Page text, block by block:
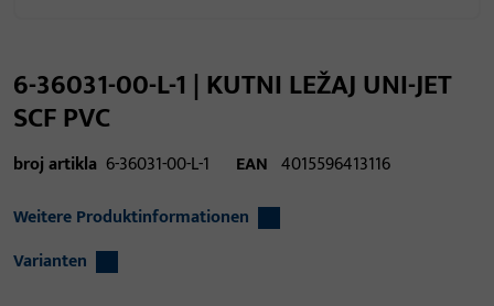
6-36031-00-L-1 | KUTNI LEŽAJ UNI-JET
SCF PVC
broj artikla 6-36031-00-L-1 EAN 4015596413116
Weitere Produktinformationen
Varianten